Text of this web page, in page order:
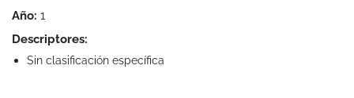
Año: 1
Descriptores:
Sin clasificación específica